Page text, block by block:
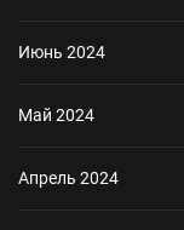
Июнь 2024
Май 2024
Апрель 2024